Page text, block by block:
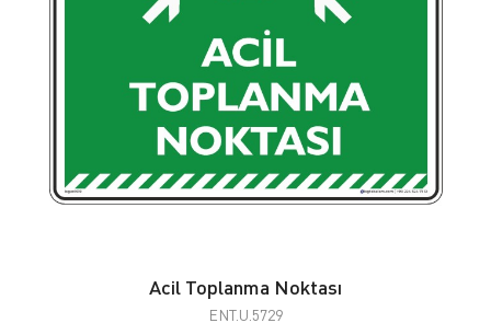
Acil Toplanma Noktası
ENT.U.5729